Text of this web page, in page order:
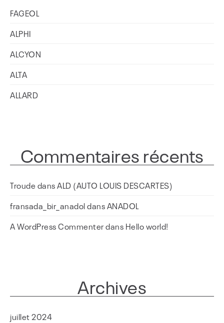
FAGEOL
ALPHI
ALCYON
ALTA
ALLARD
Commentaires récents
TroudedansALD (AUTO LOUIS DESCARTES)
fransada_bir_anadoldansANADOL
A WordPress Commenterdans Hello world!
Archives
juillet 2024